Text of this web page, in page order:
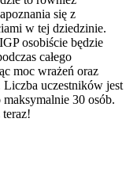
się z
w tej dziedzinie.
osobiście będzie
całego
moc wrażeń oraz
Liczba uczestników jest
30 osób.